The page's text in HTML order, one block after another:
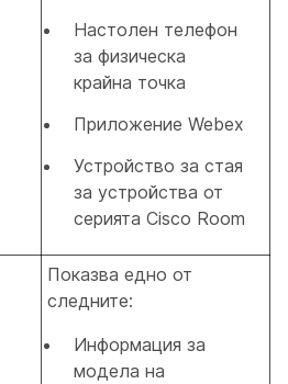
Настолен телефон
за физическа
крайна точка
Приложение Webex
Устройство за стая
за устройства от
серията Cisco Room
Показва едно от
следните:
Информация за
модела на